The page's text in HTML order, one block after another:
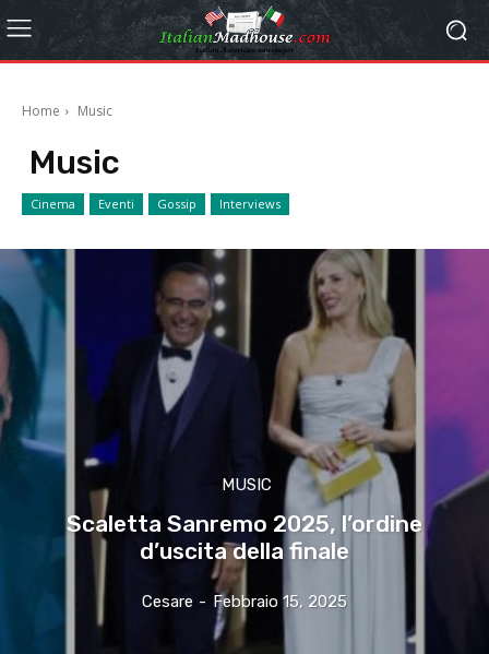
Home Music
Music
Cinema Eventi Gossip Interviews
MUSIC
Scaletta Sanremo 2025, l’ordine
d’uscita della finale
Cesare - Febbraio 15, 2025